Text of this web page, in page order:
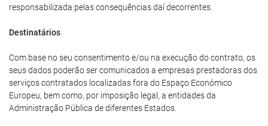
responsabilizada pelas consequências daí decorrentes.
Destinatários
Com base no seu consentimento e/ou na execução do contrato, os
seus dados poderão ser comunicados a empresas prestadoras dos
serviços contratados localizadas fora do Espaço Económico
Europeu, bem como, por imposição legal, a entidades da
Administração Pública de diferentes Estados.